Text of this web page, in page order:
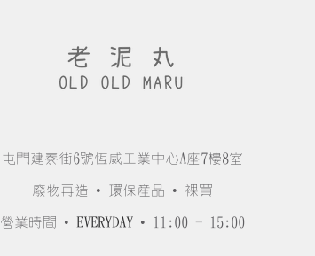
屯門建泰街6號恆威工業中心A座7樓8室
廢物再造 • 環保產品 • 裸買
營業時間 • EVERYDAY• 11:00 - 15:00